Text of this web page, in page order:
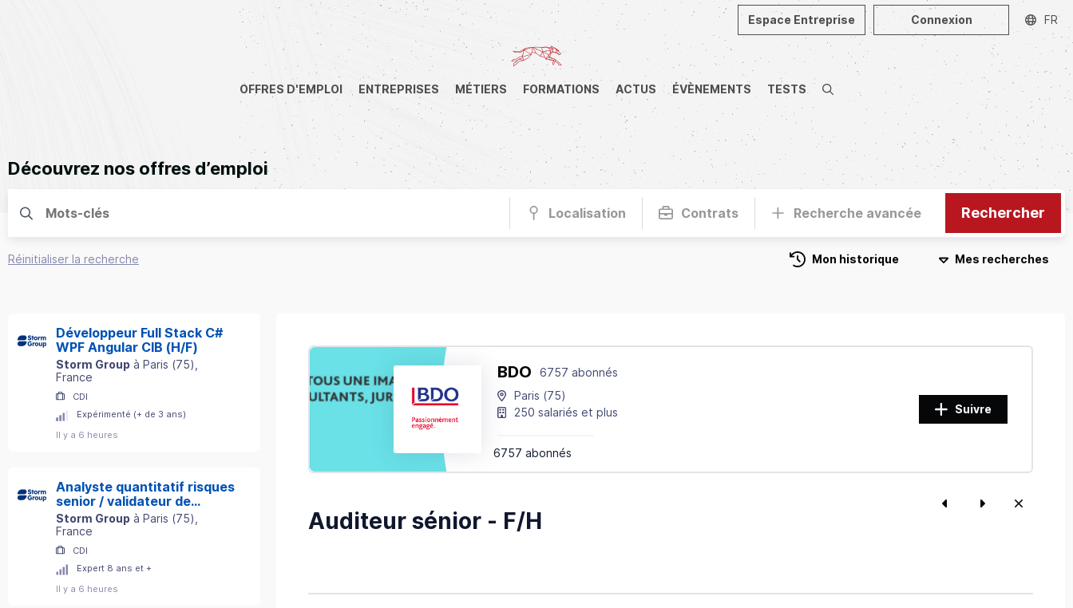
OFFRES D'EMPLOI ENTREPRISES MÉTIERS FORMATIONS ACTUS ÉVÈNEMENTS TESTS Recherche
Espace Entreprise Connexion FR
Découvrez nos offres d’emploi
Localisation Contrats Recherche avancée Rechercher
Réinitialiser la recherche Mon historique Mes recherches
Développeur Full Stack C#
WPF Angular CIB (H/F)
Storm Group à Paris (75)
France
CDI
Expérimenté (+ de 3 ans)
Il y a 6 heures
Analyste quantitatif risques
senior / validateur de
modèles (H/F)
Storm Group à Paris (75)
France
CDI
Expert 8 ans et +
Il y a 6 heures
BDO
6757 abonnés
Paris (75)
250 salariés et plus
6757 abonnés
Suivre
Auditeur sénior - F/H